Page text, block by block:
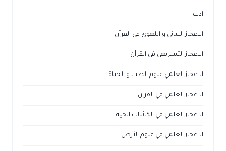
ادب
الاعجاز البياني و اللغوي في القرآن
الاعجاز التشريعي في القرآن
الاعجاز العلمي علوم الطب و الحياة
الاعجاز العلمي في القرآن
الاعجاز العلمي في الكائنات الحية
الاعجاز العلمي في علوم الأرض